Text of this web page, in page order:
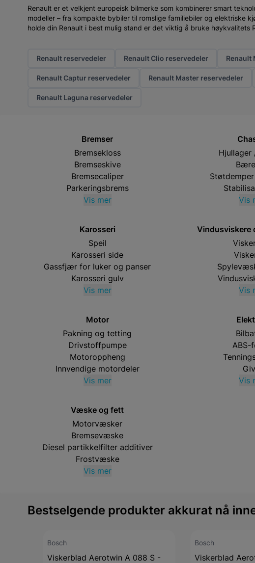
Renault er et velkjent europeisk bilmerke som kombinerer smart
modeller – fra kompakte bybiler til romslige familiebiler og elektriske
holde din Renault i best mulig stand er det viktig å bruke høykvalitets
Renault reservedeler Renault Clio reservedeler Renault
Renault Captur reservedeler Renault Master reservedeler
Renault Laguna reservedeler
Bremser
Bremsekloss
Bremseskive
Bremsecaliper
Parkeringsbrems
Vis mer
Hjullager
Vis
Karosseri
Speil
Karosseri side
Gassfjær for luker og panser
Karosseri gulv
Vis mer
Vindusviskere
Vis
Motor
Pakning og tetting
Drivstoffpumpe
Motoroppheng
Innvendige motordeler
Vis mer
ABS-
Vis
Væske og fett
Motorvæsker
Bremsevæske
Diesel partikkelfilter additiver
Frostvæske
Vis mer
Bestselgende produkter akkurat nå
Bosch
Viskerblad Aerotwin A 088 S -
Bosch
Viskerblad